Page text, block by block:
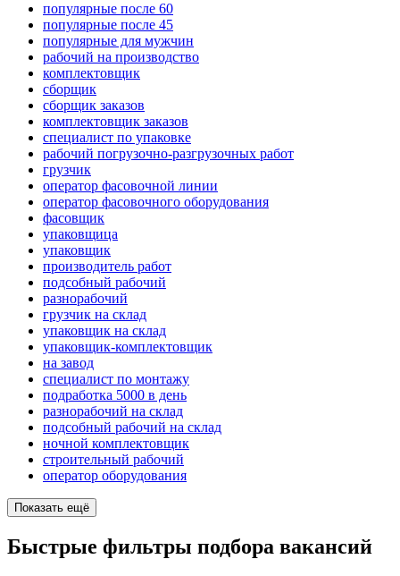
популярные после 60
популярные после 45
популярные для мужчин
рабочий на производство
комплектовщик
сборщик
сборщик заказов
комплектовщик заказов
специалист по упаковке
рабочий погрузочно-разгрузочных работ
грузчик
оператор фасовочной линии
оператор фасовочного оборудования
фасовщик
упаковщица
упаковщик
производитель работ
подсобный рабочий
разнорабочий
грузчик на склад
упаковщик на склад
упаковщик-комплектовщик
на завод
специалист по монтажу
подработка 5000 в день
разнорабочий на склад
подсобный рабочий на склад
ночной комплектовщик
строительный рабочий
оператор оборудования
Показать ещё
Быстрые фильтры подбора вакансий